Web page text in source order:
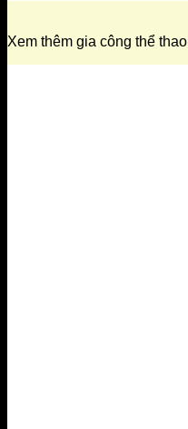
Xem thêm gia công thể thao